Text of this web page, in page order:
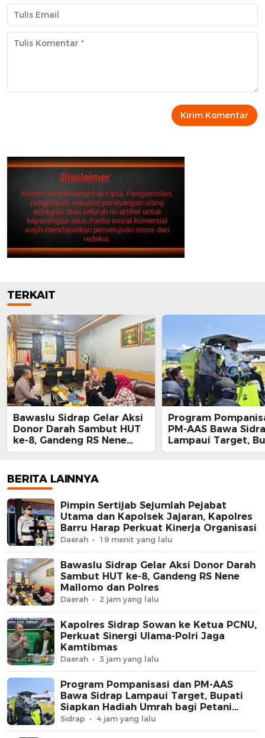
TERKAIT
Bawaslu Sidrap Gelar Aksi
Donor Darah Sambut HUT
ke-8, Gandeng RS Nene
Mallomo dan Polres
Program
PM-AAS Bawa
Lampaui Target,
Siapkan Hadiah
BERITA LAINNYA
Pimpin Sertijab Sejumlah Pejabat
Utama dan Kapolsek Jajaran, Kapolres
Barru Harap Perkuat Kinerja Organisasi
Daerah 19 menit yang lalu
Bawaslu Sidrap Gelar Aksi Donor Darah
Sambut HUT ke-8, Gandeng RS Nene
Mallomo dan Polres
Daerah 2 jam yang lalu
Kapolres Sidrap Sowan ke Ketua PCNU,
Perkuat Sinergi Ulama-Polri Jaga
Kamtibmas
Daerah 3 jam yang lalu
Program Pompanisasi dan PM-AAS
Bawa Sidrap Lampaui Target, Bupati
Siapkan Hadiah Umrah bagi Petani
Berprestasi
Sidrap 4 jam yang lalu